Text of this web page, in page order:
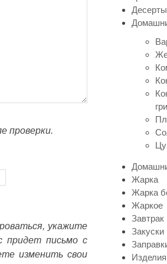
проверки.
укажите
придет письмо с
изменить свои
Десерты
Жарка
Жарка
Жаркое
Завтрак
Закуски